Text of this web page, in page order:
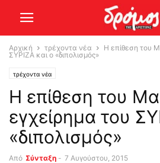
Αρχική τρέχοντα νέα
Η επίθεση του
ΣΥΡΙΖΑ και ο «διπολισμός»
τρέχοντα νέα
Η επίθεση του
εγχείρημα του
«διπολισμός»
Από Σύνταξη - 7 Αυγούστου, 2015